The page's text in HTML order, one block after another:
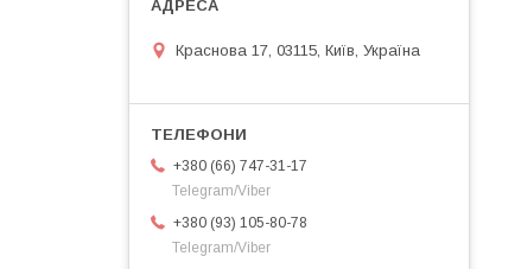
Краснова 17, 03115, Київ, Україна
+380 (66) 747-31-17
Telegram/Viber
+380 (93) 105-80-78
Telegram/Viber